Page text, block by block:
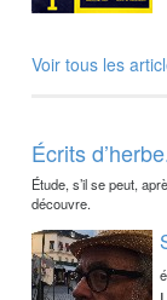
Voir tous les
Écrits
Étude, s’il se peut,
découvre.